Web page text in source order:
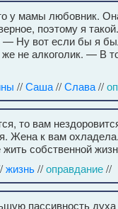
у мамы любовник.
поэтому я
— Ну вот если бы я
не алкоголик. — В
//Саша//Слава//
то вам
Жена к вам
собственной
жизнь//оправдание//
пассивность